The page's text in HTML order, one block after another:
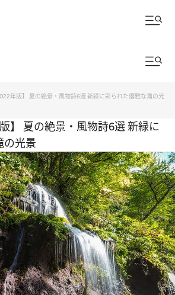
年版】 夏の絶景・風物詩6選 新緑に彩られた優雅な滝の光
新緑に
の光景